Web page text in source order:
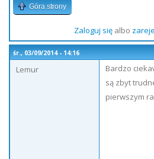
Góra strony
Zaloguj sięalbo
śr., 03/09/2014 - 14:16
Lemur
Bardzo
są zbyt
pierwszym